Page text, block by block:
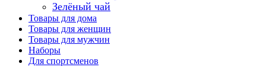
Зелёный чай
Товары для дома
Товары для женщин
Товары для мужчин
Наборы
Для спортсменов